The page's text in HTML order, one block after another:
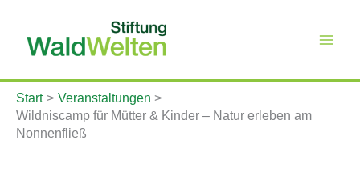
springen
Start
Veranstaltungen
Wildniscamp für Mütter & Kinder – Natur erleben am
Nonnenfließ